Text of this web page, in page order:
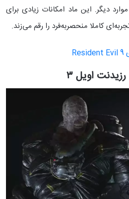
دیگر. این ماد امکانات زیادی برای
کاملا منحصربه‌فرد را رقم می‌زند.
اویل ۳